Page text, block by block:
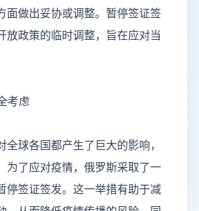
面做出妥协或调整。暂停签证签
放政策的临时调整，旨在应对当
考虑
球各国都产生了巨大的影响，
为了应对疫情，俄罗斯采取了一
停签证签发。这一举措有助于减